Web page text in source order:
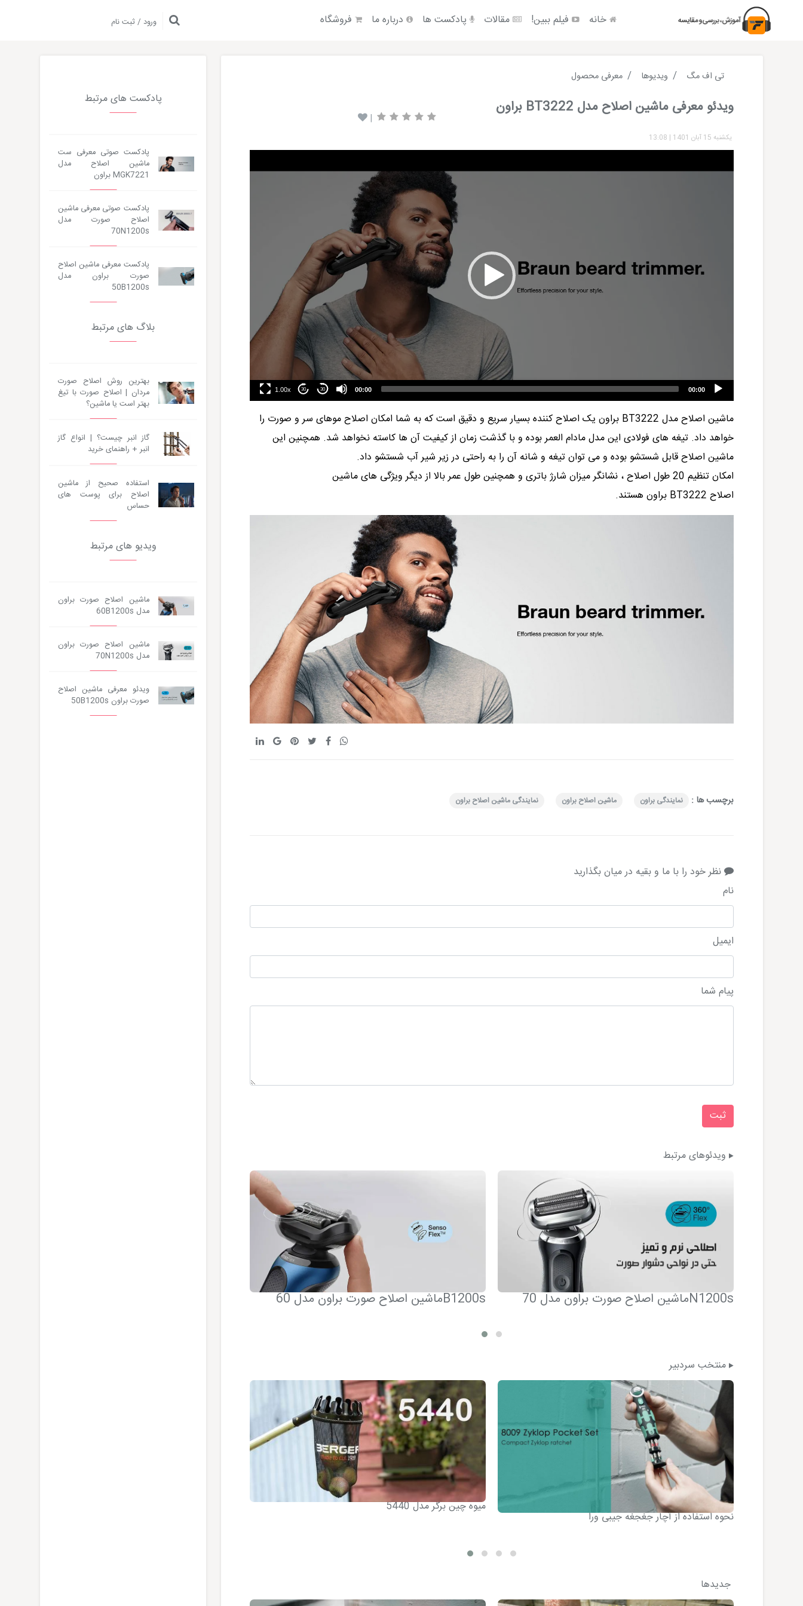
خانه فیلم ببین! مقالات پادکست ها درباره ما فروشگاه ورود / ثبت نام
تی اف مگ ویدیوها معرفی محصول
ویدئو معرفی ماشین اصلاح مدل BT3222 براون
یکشنبه 15 آبان 1401 |
13:08
|
Video
00:00
00:00
30
30
1.00x
ماشین اصلاح مدل BT3222 براونیک اصلاح کننده بسیار سریع و دقیق است که به شما امکان اصلاح موهای سر و صورت را
خواهد داد. تیغه های فولادی این مدل مادام العمر بوده و با گذشت زمان از کیفیت آن ها کاسته نخواهد شد. همچنین این
ماشین اصلاح قابل شستشو بوده و می توان تیغه و شانه آن را به راحتی در زیر شیر آب شستشو داد.
امکان تنظیم 20 طول اصلاح ، نشانگر میزان شارژ باتری و همچنین طول عمر بالا از دیگر ویژگی های ماشین
اصلاح BT3222 براون هستند.
برچسب ها : نمایندگی براون ماشین اصلاح براون نمایندگی ماشین اصلاح براون
نظر خود را با ما و بقیه در میان بگذارید
نام
ایمیل
پیام شما
ویدئوهای مرتبط
ماشین اصلاح صورت براون مدل 60B1200s ماشین اصلاح صورت براون مدل 70N1200s
منتخب سردبیر
میوه چین برگر مدل 5440
نحوه استفاده از آچار جغجغه جیبی ورا
جدیدها
پادکست های مرتبط
پادکست صوتی معرفی ست
ماشین اصلاح مدل
MGK7221 براون
پادکست صوتی معرفی ماشین
اصلاح صورت مدل
70N1200s
پادکست معرفی ماشین اصلاح
صورت براون مدل
50B1200s
بلاگ های مرتبط
بهترین روش اصلاح صورت
مردان | اصلاح صورت با تیغ
بهتر است یا ماشین؟
گاز انبر چیست؟ | انواع گاز
انبر + راهنمای خرید
استفاده صحیح از ماشین
اصلاح برای پوست های
حساس
ویدیو های مرتبط
ماشین اصلاح صورت براون
مدل 60B1200s
ماشین اصلاح صورت براون
مدل 70N1200s
ویدئو معرفی ماشین اصلاح
صورت براون 50B1200s